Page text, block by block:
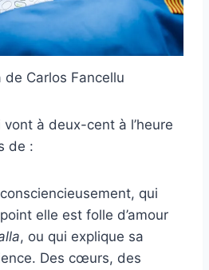
de Carlos Fancellu
à deux-cent à l’heure
de :
qui
elle est folle d’amour
, ou qui explique sa
Des cœurs, des